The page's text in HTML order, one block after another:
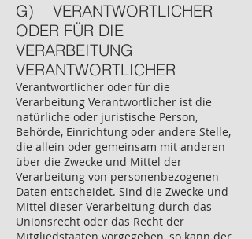
G) VERANTWORTLICHER
ODER FÜR DIE
VERARBEITUNG
VERANTWORTLICHER
Verantwortlicher oder für die
Verarbeitung Verantwortlicher ist die
natürliche oder juristische Person,
Behörde, Einrichtung oder andere Stelle,
die allein oder gemeinsam mit anderen
über die Zwecke und Mittel der
Verarbeitung von personenbezogenen
Daten entscheidet. Sind die Zwecke und
Mittel dieser Verarbeitung durch das
Unionsrecht oder das Recht der